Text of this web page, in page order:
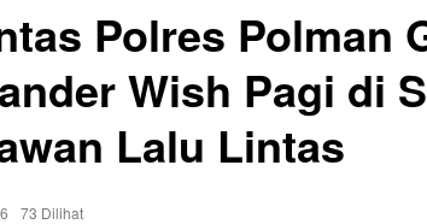
Polres Polman
Wish Pagi di
Lalu Lintas
73 Dilihat